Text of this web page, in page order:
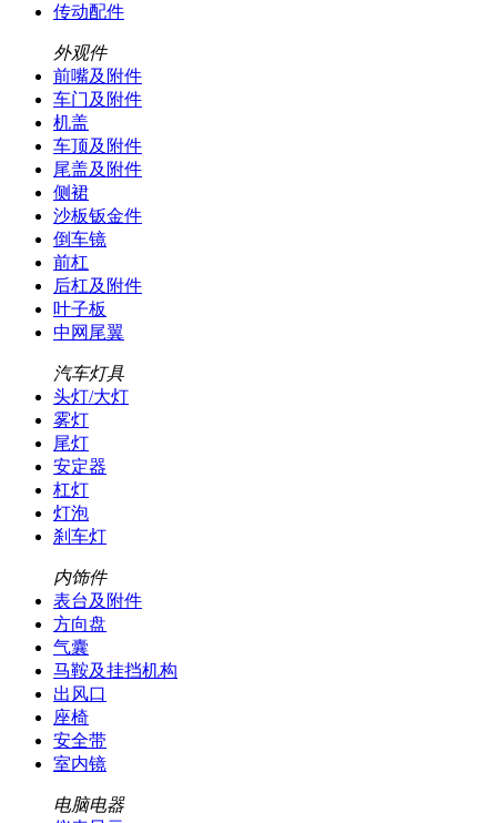
传动配件
外观件
前嘴及附件
车门及附件
机盖
车顶及附件
尾盖及附件
侧裙
沙板钣金件
倒车镜
前杠
后杠及附件
叶子板
中网尾翼
汽车灯具
头灯/大灯
雾灯
尾灯
安定器
杠灯
灯泡
刹车灯
内饰件
表台及附件
方向盘
气囊
马鞍及挂挡机构
出风口
座椅
安全带
室内镜
电脑电器